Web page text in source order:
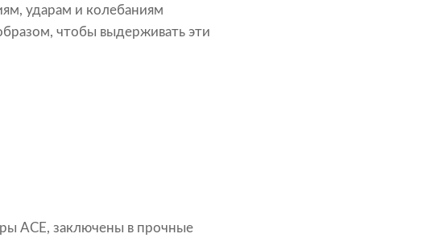
ударам и колебаниям
чтобы выдерживать эти
ACE, заключены в прочные